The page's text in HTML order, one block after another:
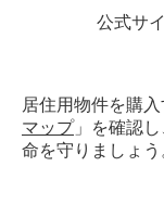
公式サ
居住用物件を購
マップ」を確認
命を守りましょう